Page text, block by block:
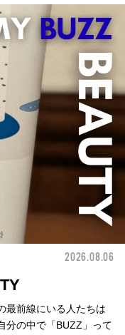
2026.08.06
最前線にいる人たちは
分の中で「BUZZ」って